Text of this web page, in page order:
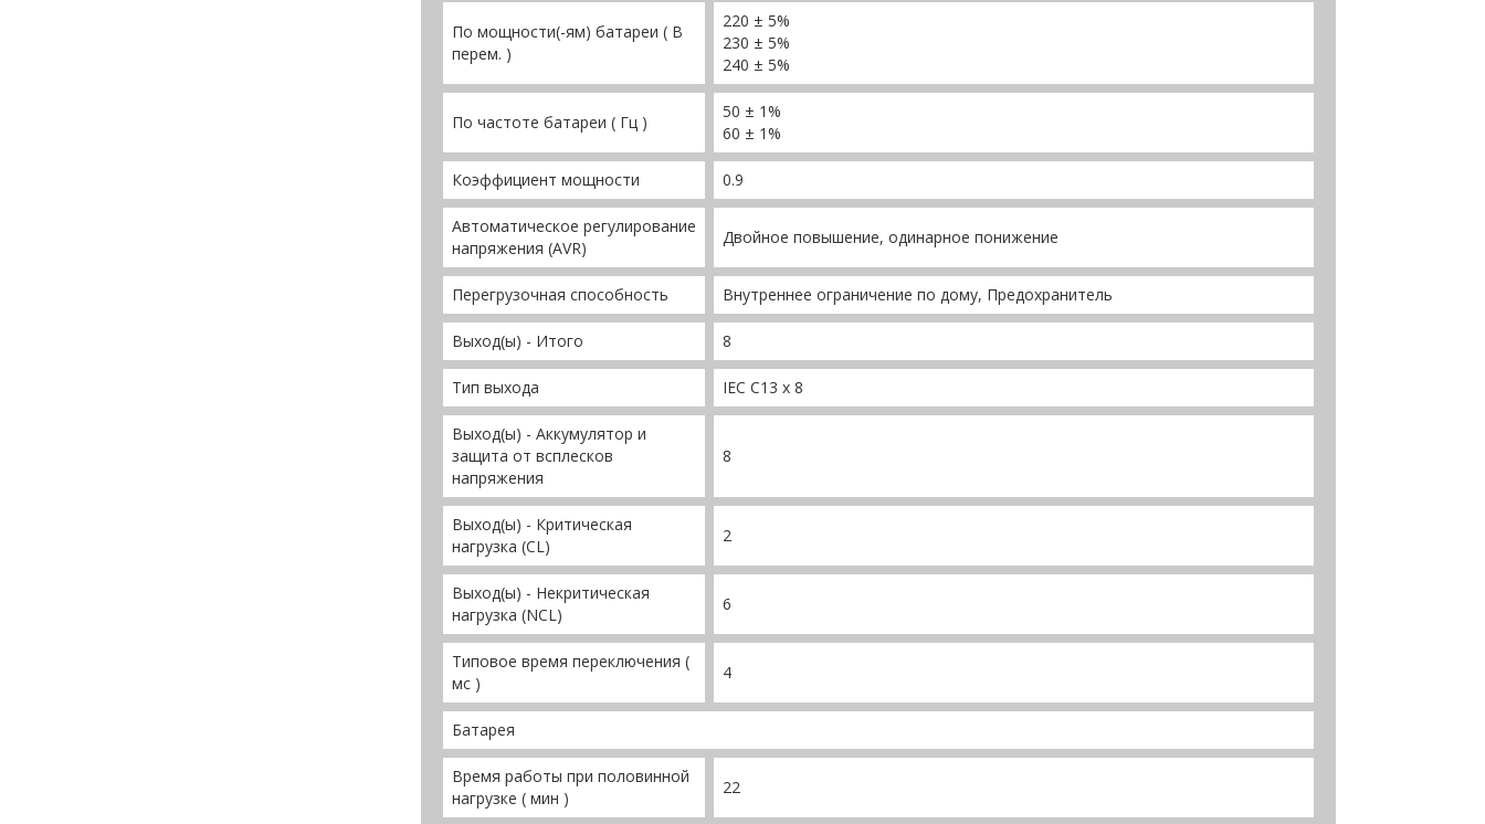
По мощности(-ям) батареи ( В
перем. )
220 ± 5%
230 ± 5%
240 ± 5%
По частоте батареи ( Гц )
50 ± 1%
60 ± 1%
Коэффициент мощности 0.9
Автоматическое регулирование
напряжения (AVR)
Двойное повышение, одинарное понижение
Перегрузочная способность Внутреннее ограничение по дому, Предохранитель
Выход(ы) - Итого 8
Тип выхода IEC C13 x 8
Выход(ы) - Аккумулятор и
защита от всплесков
напряжения
8
Выход(ы) - Критическая
нагрузка (CL)
2
Выход(ы) - Некритическая
нагрузка (NCL)
6
Типовое время переключения (
мс )
4
Батарея
Время работы при половинной
нагрузке ( мин )
22